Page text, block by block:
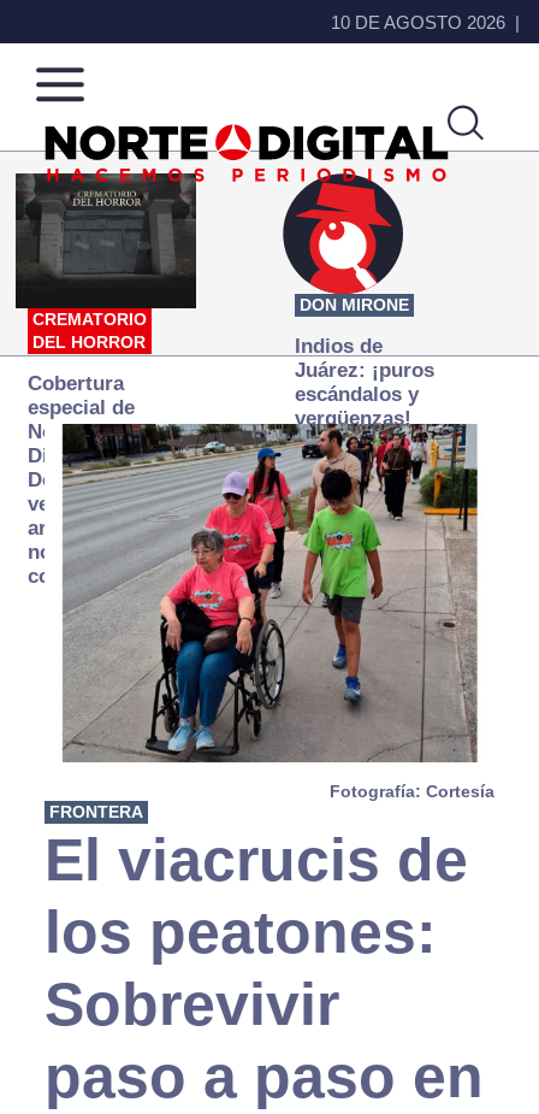
10 DE AGOSTO 2026
Norte
de
Ciudad
Más
que
noticias,
hacemos periodismo
CREMATORIO
DEL HORROR
Cobertura
especial de
Norte
Digital:
Donde la
verdad
arde… pero
no se
consume
DON MIRONE
Indios de
Juárez: ¡puros
escándalos y
vergüenzas!
Fotografía: Cortesía
FRONTERA
El viacrucis de
los peatones:
Sobrevivir
paso a paso en